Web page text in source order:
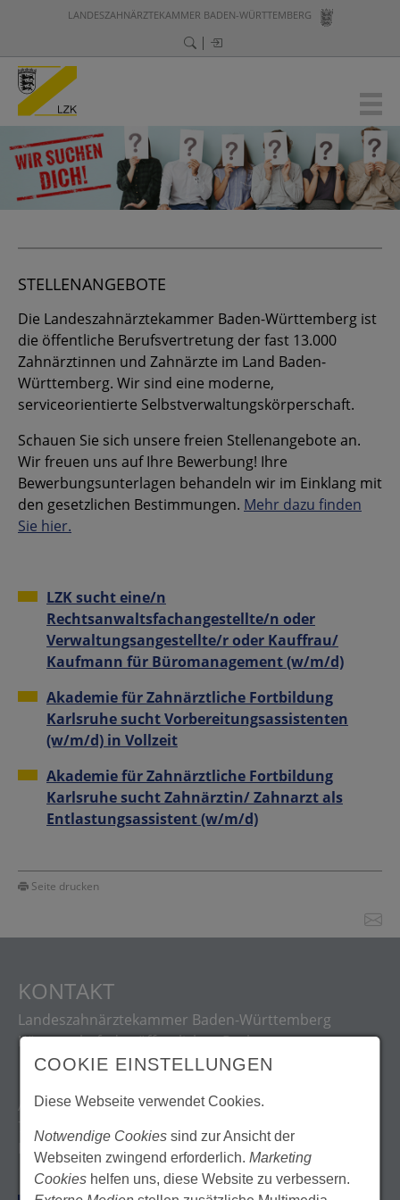
LANDESZAHNÄRZTEKAMMER BADEN-WÜRTTEMBERG
STELLENANGEBOTE
Die Landeszahnärztekammer Baden-Württemberg ist
die öffentliche Berufsvertretung der fast 13.000
Zahnärztinnen und Zahnärzte im Land Baden-
Württemberg. Wir sind eine moderne,
serviceorientierte Selbstverwaltungskörperschaft.
Schauen Sie sich unsere freien Stellenangebote an.
Wir freuen uns auf Ihre Bewerbung! Ihre
Bewerbungsunterlagen behandeln wir im Einklang mit
den gesetzlichen Bestimmungen. Mehr dazu finden
Sie hier.
LZK sucht eine/n
Rechtsanwaltsfachangestellte/n oder
Verwaltungsangestellte/r oder Kauffrau/
Kaufmann für Büromanagement (w/m/d)
Akademie für Zahnärztliche Fortbildung
Karlsruhe sucht Vorbereitungsassistenten
(w/m/d) in Vollzeit
Akademie für Zahnärztliche Fortbildung
Karlsruhe sucht Zahnärztin/ Zahnarzt als
Entlastungsassistent (w/m/d)
Seite drucken
KONTAKT
Landeszahnärztekammer Baden-Württemberg
Körperschaft des öffentlichen Rechts
Albstadtweg 9
70567 Stuttgart
Deutschland
COOKIE EINSTELLUNGEN
Diese Webseite verwendet Cookies.
Notwendige Cookiessind zur Ansicht der
Webseiten zwingend erforderlich.Marketing
Cookies helfen uns, diese Website zu verbessern.